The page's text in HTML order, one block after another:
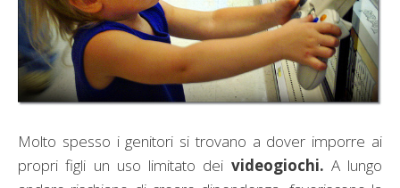
Molto spesso i genitori si trovano a dover imporre ai
propri figli un uso limitato dei videogiochi. A lungo